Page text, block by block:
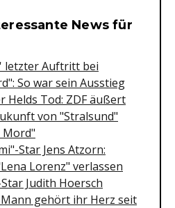
&
News für
letzter Auftritt bei
So war sein Ausstieg
Helds Tod: ZDF äußert
von "Stralsund"
Mord"
Star Jens Atzorn:
Lorenz" verlassen
Judith Hoersch
gehört ihr Herz seit